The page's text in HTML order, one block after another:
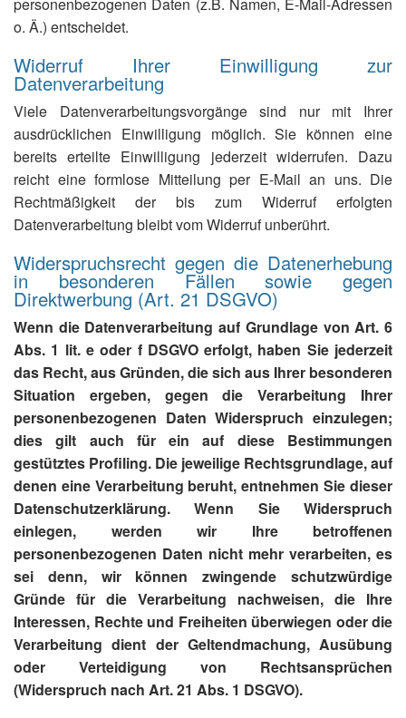
o. Ä.) entscheidet.
Widerruf Ihrer Einwilligung zur
Datenverarbeitung
Viele Datenverarbeitungsvorgänge sind nur mit Ihrer
ausdrücklichen Einwilligung möglich. Sie können eine
bereits erteilte Einwilligung jederzeit widerrufen. Dazu
reicht eine formlose Mitteilung per E-Mail an uns. Die
Rechtmäßigkeit der bis zum Widerruf erfolgten
Datenverarbeitung bleibt vom Widerruf unberührt.
Widerspruchsrecht gegen die Datenerhebung
in besonderen Fällen sowie gegen
Direktwerbung (Art. 21 DSGVO)
Wenn die Datenverarbeitung auf Grundlage von Art. 6
Abs. 1 lit. e oder f DSGVO erfolgt, haben Sie jederzeit
das Recht, aus Gründen, die sich aus Ihrer besonderen
Situation ergeben, gegen die Verarbeitung Ihrer
personenbezogenen Daten Widerspruch einzulegen;
dies gilt auch für ein auf diese Bestimmungen
gestütztes Profiling. Die jeweilige Rechtsgrundlage, auf
denen eine Verarbeitung beruht, entnehmen Sie dieser
Datenschutzerklärung. Wenn Sie Widerspruch
einlegen, werden wir Ihre betroffenen
personenbezogenen Daten nicht mehr verarbeiten, es
sei denn, wir können zwingende schutzwürdige
Gründe für die Verarbeitung nachweisen, die Ihre
Interessen, Rechte und Freiheiten überwiegen oder die
Verarbeitung dient der Geltendmachung, Ausübung
oder Verteidigung von Rechtsansprüchen
(Widerspruch nach Art. 21 Abs. 1 DSGVO).